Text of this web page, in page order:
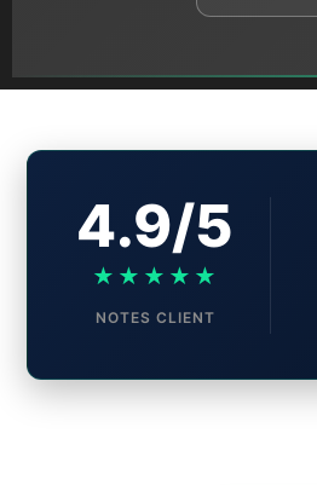
4.9/5
★★★★★
NOTES CLIENT